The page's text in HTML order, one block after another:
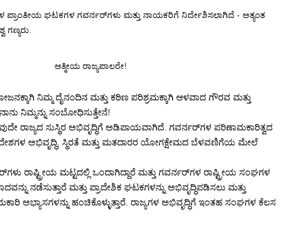
ಘಟಕಗಳ ಗವರ್ನರ್‌ಗಳು ಮತ್ತು ನಾಯಕರಿಗೆ ನಿರ್ದೇಶಿಸಲಾಗಿದೆ - ಅತ್ಯಂತ
ಗಣ್ಯರು.
ಆತ್ಮೀಯ ರಾಜ್ಯಪಾಲರೇ!
ನಿಮ್ಮ ದೈನಂದಿನ ಮತ್ತು ಕಠಿಣ ಪರಿಶ್ರಮಕ್ಕಾಗಿ ಆಳವಾದ ಗೌರವ ಮತ್ತು
ನಿಮ್ಮನ್ನು ಸಂಬೋಧಿಸುತ್ತೇನೆ!
ರಾಜ್ಯದ ಸುಸ್ಥಿರ ಅಭಿವೃದ್ಧಿಗೆ ಅಡಿಪಾಯವಾಗಿದೆ. ಗವರ್ನರ್‌ಗಳ ಪರಿಣಾಮಕಾರಿತ್ವದ
ಅಭಿವೃದ್ಧಿ, ಸ್ಥಿರತೆ ಮತ್ತು ಮತದಾರರ ಯೋಗಕ್ಷೇಮದ ಬೆಳವಣಿಗೆಯ ಮೇಲೆ
ರಾಷ್ಟ್ರೀಯ ಮಟ್ಟದಲ್ಲಿ ಒಂದಾಗಿದ್ದಾರೆ ಮತ್ತು ಗವರ್ನರ್‌ಗಳ ರಾಷ್ಟ್ರೀಯ ಸಂಘಗಳ
ನಡೆಸುತ್ತಾರೆ ಮತ್ತು ಪ್ರಾದೇಶಿಕ ಘಟಕಗಳನ್ನು ಅಭಿವೃದ್ಧಿಪಡಿಸಲು ಮತ್ತು
ಅಭ್ಯಾಸಗಳನ್ನು ಹಂಚಿಕೊಳ್ಳುತ್ತಾರೆ. ರಾಜ್ಯಗಳ ಅಭಿವೃದ್ಧಿಗೆ ಇಂತಹ ಸಂಘಗಳ ಕೆಲಸ